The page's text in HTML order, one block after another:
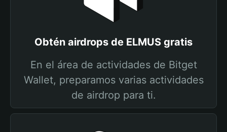
Obtén airdrops de ELMUS gratis
En el área de actividades de Bitget
Wallet, preparamos varias actividades
de airdrop para ti.